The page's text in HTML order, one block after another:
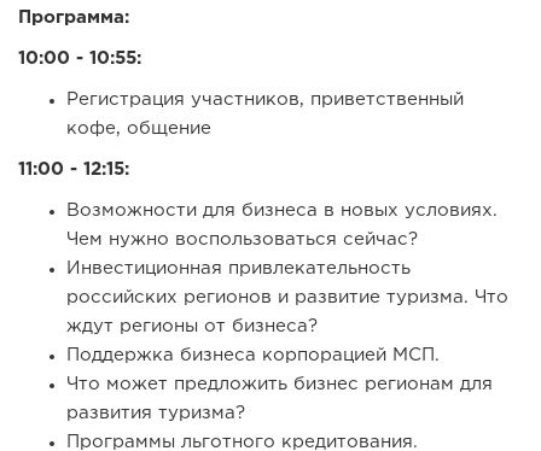
Программа:
10:00 - 10:55:
Регистрация участников, приветственный
кофе, общение
11:00 - 12:15:
Возможности для бизнеса в новых условиях.
Чем нужно воспользоваться сейчас?
Инвестиционная привлекательность
российских регионов и развитие туризма. Что
ждут регионы от бизнеса?
Поддержка бизнеса корпорацией МСП.
Что может предложить бизнес регионам для
развития туризма?
Программы льготного кредитования.